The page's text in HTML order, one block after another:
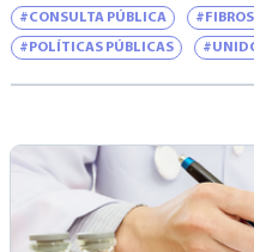
#CONSULTA PÚBLICA
#POLÍTICAS PÚBLICAS